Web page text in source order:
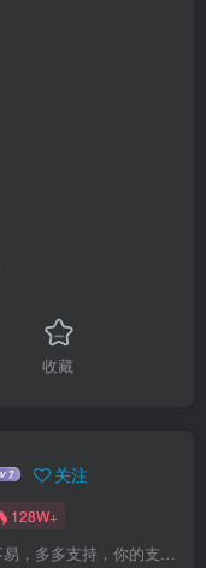
收藏
关注
128W+
迅雷电影天堂创始人,网站不易，多多支持，你的支持，是我前进的动力！